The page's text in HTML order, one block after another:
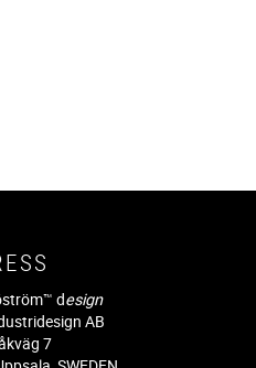
design
AB
7